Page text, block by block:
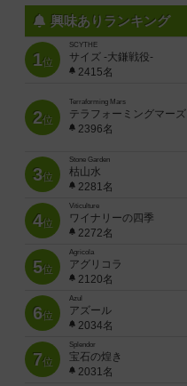
興味ありランキング
1位
SCYTHE
サイズ -大鎌戦役-
2415名
2位
Terraforming Mars
テラフォーミングマーズ
2396名
3位
Stone Garden
枯山水
2281名
4位
Viticulture
ワイナリーの四季
2272名
5位
Agricola
アグリコラ
2120名
6位
Azul
アズール
2034名
7位
Splendor
宝石の煌き
2031名